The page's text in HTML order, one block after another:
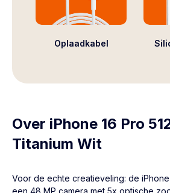
Oplaadkabel
Over iPhone 16 Pro
Titanium Wit
Voor de echte creatieveling: de